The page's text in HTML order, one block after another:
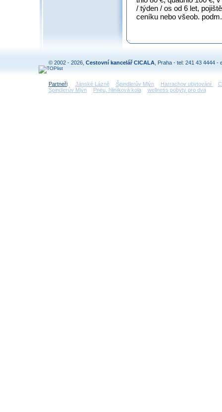
/ týden / os od 6 let,
ceníku nebo všeob.
© 2002 - 2026, Cestovní kancelář CICALA , Praha - tel: 241 43 4444 -
Partneři: Jánské Lázně Špindlerův Mlýn Harrachov ubytování
Špindlerův Mlýn
Pneu, hliníková kola wellness pobyty pro dva